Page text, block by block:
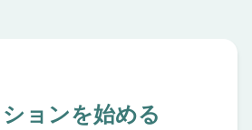
ョンを始める